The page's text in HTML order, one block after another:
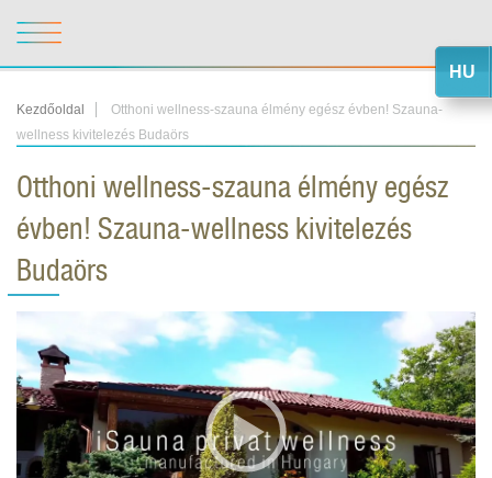
Kezdőoldal
Otthoni wellness-szauna élmény egész évben! Szauna-
wellness kivitelezés Budaörs
Otthoni wellness-szauna élmény egész
évben! Szauna-wellness kivitelezés
Budaörs
HU